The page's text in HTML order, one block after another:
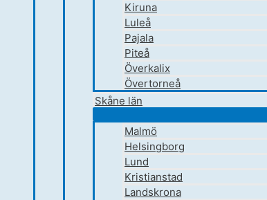
Kiruna
Luleå
Pajala
Piteå
Överkalix
Övertorneå
Skåne län
Malmö
Helsingborg
Lund
Kristianstad
Landskrona